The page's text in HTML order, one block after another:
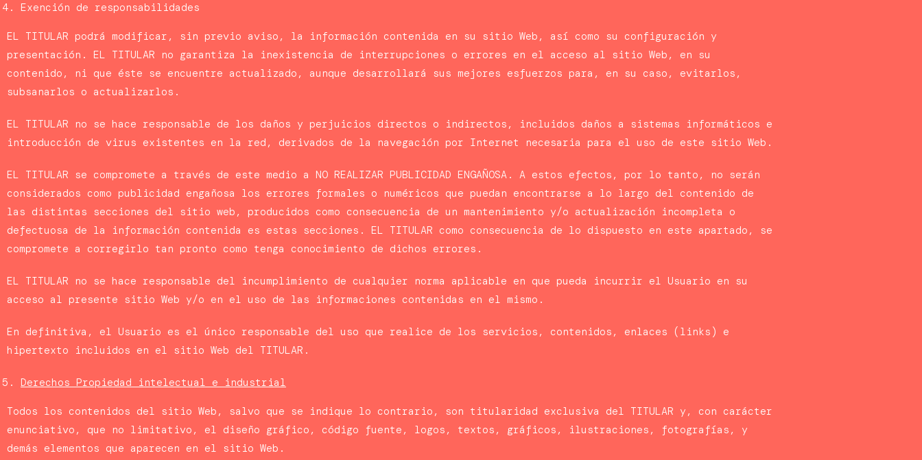
Exención de responsabilidades
EL TITULAR podrá modificar, sin previo aviso, la información contenida en su sitio Web, así como su configuración y
presentación. EL TITULAR no garantiza la inexistencia de interrupciones o errores en el acceso al sitio Web, en su
contenido, ni que éste se encuentre actualizado, aunque desarrollará sus mejores esfuerzos para, en su caso, evitarlos,
subsanarlos o actualizarlos.
EL TITULAR no se hace responsable de los daños y perjuicios directos o indirectos, incluidos daños a sistemas informáticos e
introducción de virus existentes en la red, derivados de la navegación por Internet necesaria para el uso de este sitio Web.
EL TITULAR se compromete a través de este medio a NO REALIZAR PUBLICIDAD ENGAÑOSA. A estos efectos, por lo tanto, no serán
considerados como publicidad engañosa los errores formales o numéricos que puedan encontrarse a lo largo del contenido de
las distintas secciones del sitio web, producidos como consecuencia de un mantenimiento y/o actualización incompleta o
defectuosa de la información contenida es estas secciones. EL TITULAR como consecuencia de lo dispuesto en este apartado, se
compromete a corregirlo tan pronto como tenga conocimiento de dichos errores.
EL TITULAR no se hace responsable del incumplimiento de cualquier norma aplicable en que pueda incurrir el Usuario en su
acceso al presente sitio Web y/o en el uso de las informaciones contenidas en el mismo.
En definitiva, el Usuario es el único responsable del uso que realice de los servicios, contenidos, enlaces (links) e
hipertexto incluidos en el sitio Web del TITULAR.
Derechos Propiedad intelectual e industrial
Todos los contenidos del sitio Web, salvo que se indique lo contrario, son titularidad exclusiva del TITULAR y, con carácter
enunciativo, que no limitativo, el diseño gráfico, código fuente, logos, textos, gráficos, ilustraciones, fotografías, y
demás elementos que aparecen en el sitio Web.